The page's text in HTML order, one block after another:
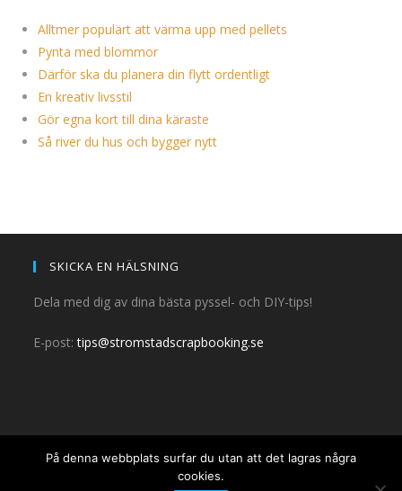
Alltmer populärt att värma upp med pellets
Pynta med blommor
Därför ska du planera din flytt ordentligt
En kreativ livsstil
Gör egna kort till dina käraste
Så river du hus och bygger nytt
SKICKA EN HÄLSNING
Dela med dig av dina bästa pyssel- och DIY-tips!
E-post:tips@stromstadscrapbooking.se
På denna webbplats surfar du utan att det lagras några
cookies.